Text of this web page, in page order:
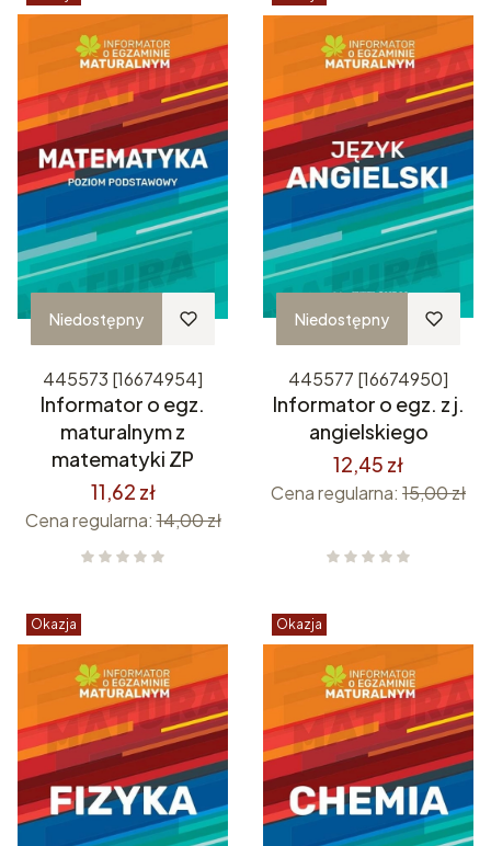
Niedostępny
445573 [16674954]
Informator o egz.
maturalnym z
matematyki ZP
11,62 zł
Cena regularna: 14,00 zł
Niedostępny
445577 [16674950]
Informator o egz. z j.
angielskiego
12,45 zł
Cena regularna: 15,00 zł
Okazja Okazja